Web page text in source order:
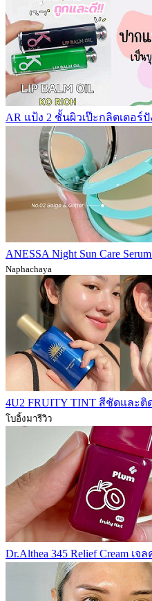
AR แป้ง 2 ชั้นผิวเป๊ะกลิตเตอร์
ANESSA Night Sun Care
Naphachaya
4U2 FRUITY TINT สีชัดและ
โบอิ้งมารีวิว
Dr.Althea 345 Relief Cream เ